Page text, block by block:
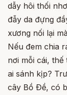
dẫy hôi thối
đẫy da đựng
xương nối lại
Nếu đem chia
nơi mỗi cái,
ai sánh kịp?
cây Bồ Ðề, có